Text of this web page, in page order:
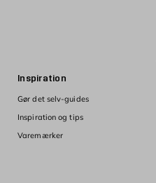
Inspiration
Gør det selv-guides
Inspiration og tips
Varemærker